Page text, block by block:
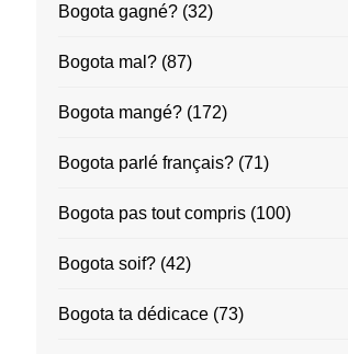
Bogota gagné?(32)
Bogota mal?(87)
Bogota mangé?(172)
Bogota parlé français?(71)
Bogota pas tout compris(100)
Bogota soif?(42)
Bogota ta dédicace(73)